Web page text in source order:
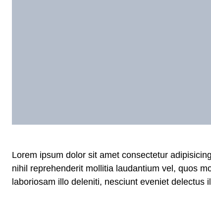
Lorem ipsum dolor sit amet consectetur
nihil reprehenderit mollitia laudantium vel, quos
laboriosam illo deleniti, nesciunt eveniet delectus